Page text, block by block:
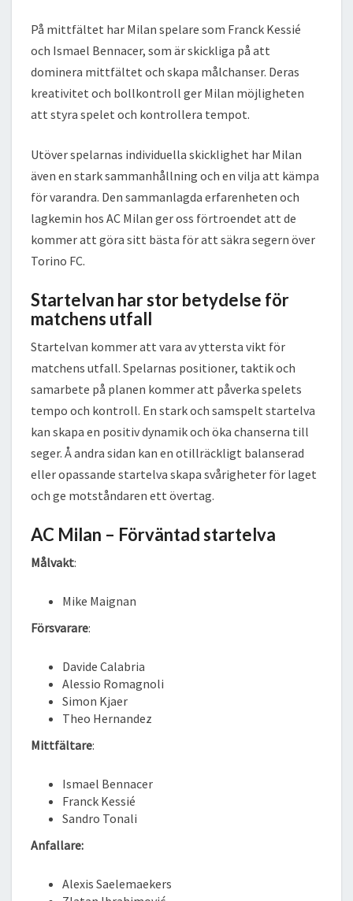
På mittfältet har Milan spelare som Franck Kessié
och Ismael Bennacer, som är skickliga på att
dominera mittfältet och skapa målchanser. Deras
kreativitet och bollkontroll ger Milan möjligheten
att styra spelet och kontrollera tempot.
Utöver spelarnas individuella skicklighet har Milan
även en stark sammanhållning och en vilja att kämpa
för varandra. Den sammanlagda erfarenheten och
lagkemin hos AC Milan ger oss förtroendet att de
kommer att göra sitt bästa för att säkra segern över
Torino FC.
Startelvan har stor betydelse för
matchens utfall
Startelvan kommer att vara av yttersta vikt för
matchens utfall. Spelarnas positioner, taktik och
samarbete på planen kommer att påverka spelets
tempo och kontroll. En stark och samspelt startelva
kan skapa en positiv dynamik och öka chanserna till
seger. Å andra sidan kan en otillräckligt balanserad
eller opassande startelva skapa svårigheter för laget
och ge motståndaren ett övertag.
AC Milan – Förväntad startelva
Målvakt:
Mike Maignan
Försvarare:
Davide Calabria
Alessio Romagnoli
Simon Kjaer
Theo Hernandez
Mittfältare:
Ismael Bennacer
Franck Kessié
Sandro Tonali
Anfallare:
Alexis Saelemaekers